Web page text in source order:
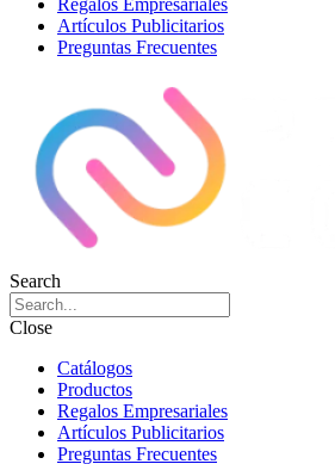
Regalos Empresariales
Artículos Publicitarios
Preguntas Frecuentes
Search
Close
Catálogos
Productos
Regalos Empresariales
Artículos Publicitarios
Preguntas Frecuentes